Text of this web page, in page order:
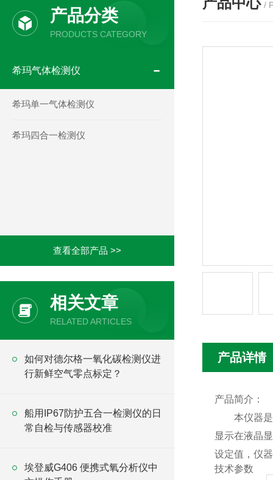
产品分类
PRODUCTS CATEGORY
希玛气体检测仪
希玛单一气体检测仪
希玛四合一检测仪
查看全部产品 >>
相关文章
RELATED ARTICLES
如何对德尔格一氧化碳检测仪进
行新鲜空气零点标定？
船用IP67防护五合一检测仪的日
常自检与传感器校准
埃登威G406 便携式氧分析仪中
/
产品详情
产品简介：
本仪器
显示在液晶
设定值，仪
技术参数